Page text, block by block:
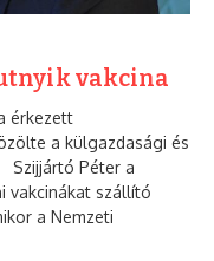
vakcina
érkezett
a külgazdasági és
Szijjártó Péter a
vakcinákat szállító
a Nemzeti